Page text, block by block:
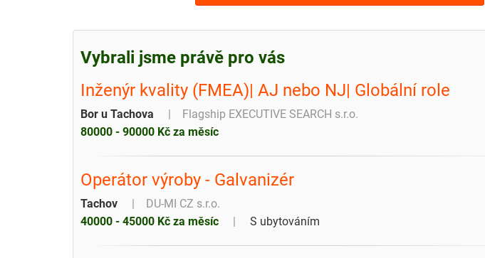
Vybrali jsme právě pro vás
Inženýr kvality (FMEA)| AJ nebo NJ| Globální role
Bor u Tachova
Flagship EXECUTIVE SEARCH s.r.o.
80000 - 90000 Kč za měsíc
Operátor výroby - Galvanizér
Tachov
DU-MI CZ s.r.o.
40000 - 45000 Kč za měsíc
S ubytováním